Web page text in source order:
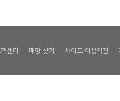
센터 매장 찾기 사이트 이용약관